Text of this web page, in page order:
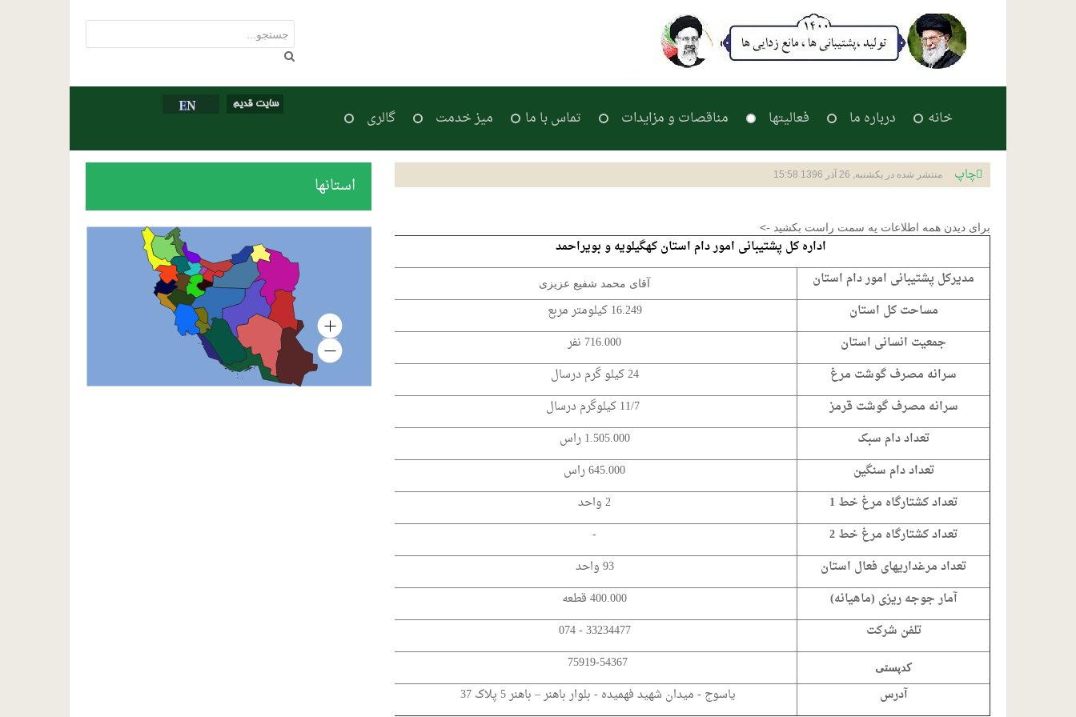
خانه درباره ما فعالیتها مناقصات و مزایدات تماس با ما میز خدمت گالری
منتشر شده در یکشنبه, 26 آذر 1396 15:58 چاپ
برای دیدن همه اطلاعات یه سمت راست بکشید ->
اداره کل پشتیبانی امور دام استان کهگیلویه و بویراحمد
مدیرکل پشتیبانی امور دام استان
آقای محمد شفیع عزیزی
مساحت کل استان
16.249 کیلومتر مربع
جمعیت انسانی استان
716.000 نفر
سرانه مصرف گوشت مرغ
24 کیلو گرم درسال
سرانه مصرف گوشت قرمز
تعداد دام سبک
1.505.000 راس
تعداد دام سنگین
645.000 راس
تعداد کشتارگاه مرغ خط 1
2 واحد
تعداد کشتارگاه مرغ خط 2
-
تعداد مرغداریهای فعال استان
93 واحد
آمار جوجه ریزی (ماهیانه)
400.000 قطعه
تلفن شرکت
33234477 - 074
کدپستی
75919-54367
آدرس
یاسوج - میدان شهید فهمیده - بلوار باهنر – باهنر 5 پلاک 37
استانها